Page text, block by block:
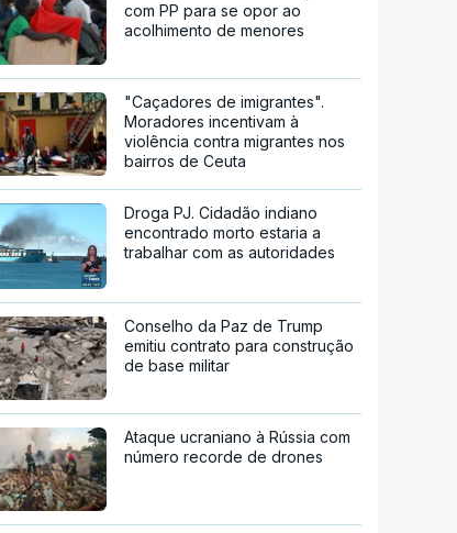
com PP para se opor ao
acolhimento de menores
"Caçadores de imigrantes".
Moradores incentivam à
violência contra migrantes nos
bairros de Ceuta
Droga PJ. Cidadão indiano
encontrado morto estaria a
trabalhar com as autoridades
Conselho da Paz de Trump
emitiu contrato para construção
de base militar
Ataque ucraniano à Rússia com
número recorde de drones